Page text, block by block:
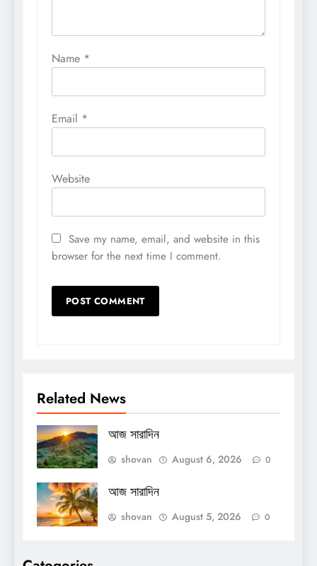
Name *
Email *
Website
Save my name, email, and website in this
browser for the next time I comment.
Related News
আজ সারাদিন
shovan August 6, 2026 0
আজ সারাদিন
shovan August 5, 2026 0